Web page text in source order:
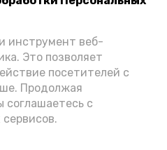
инструмент веб-
Это позволяет
посетителей с
Продолжая
соглашаетесь с